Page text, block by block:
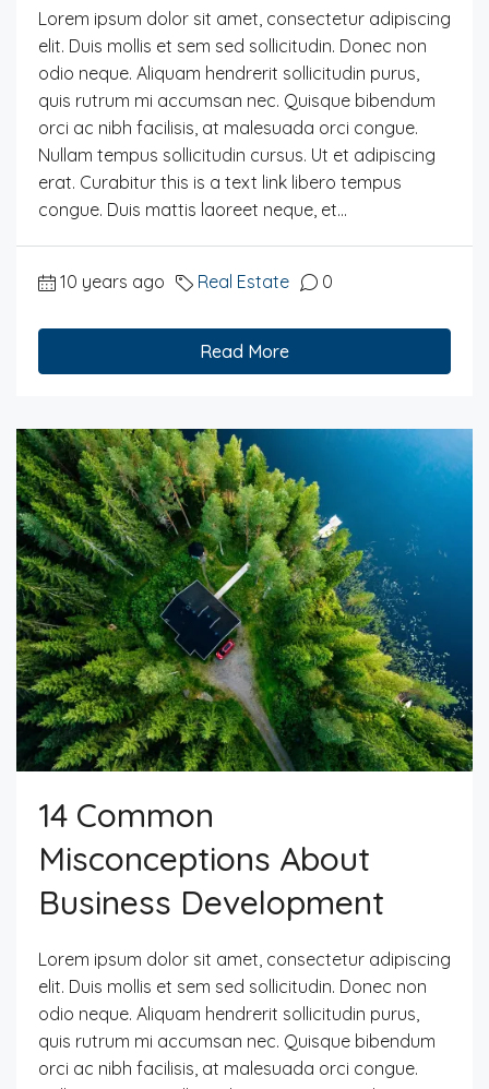
Lorem ipsum dolor sit amet, consectetur adipiscing
elit. Duis mollis et sem sed sollicitudin. Donec non
odio neque. Aliquam hendrerit sollicitudin purus,
quis rutrum mi accumsan nec. Quisque bibendum
orci ac nibh facilisis, at malesuada orci congue.
Nullam tempus sollicitudin cursus. Ut et adipiscing
erat. Curabitur this is a text link libero tempus
congue. Duis mattis laoreet neque, et...
10 years ago Real Estate 0
Read More
14 Common
Misconceptions About
Business Development
Lorem ipsum dolor sit amet, consectetur adipiscing
elit. Duis mollis et sem sed sollicitudin. Donec non
odio neque. Aliquam hendrerit sollicitudin purus,
quis rutrum mi accumsan nec. Quisque bibendum
orci ac nibh facilisis, at malesuada orci congue.